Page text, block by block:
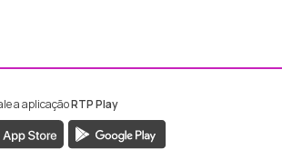
Madeira
Madeira
a aplicaçãoRTP Play